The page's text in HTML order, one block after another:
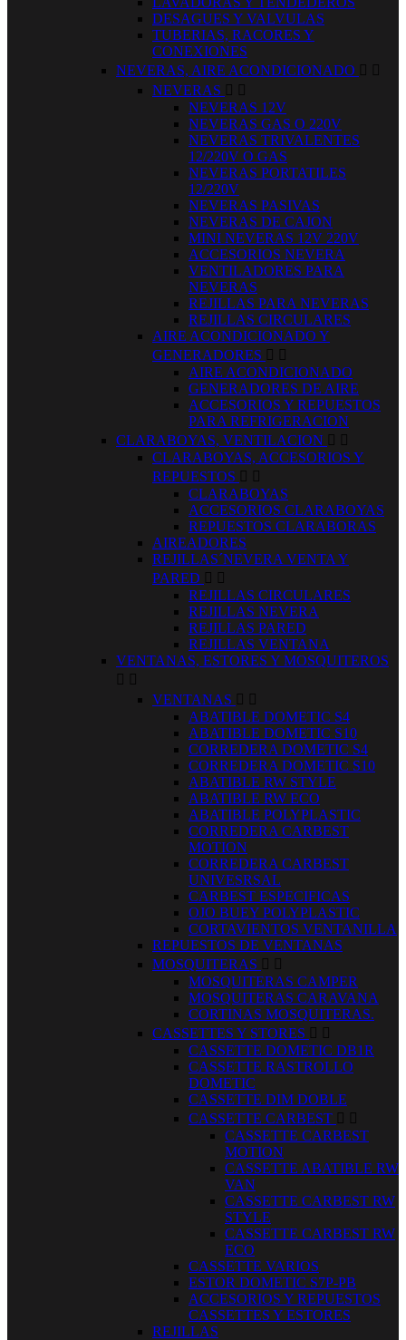
DESAGUES Y VALVULAS
TUBERIAS, RACORES Y
CONEXIONES
NEVERAS, AIRE ACONDICIONADO  
NEVERAS  
NEVERAS 12V
NEVERAS GAS O 220V
NEVERAS TRIVALENTES
12/220V O GAS
NEVERAS PORTATILES
12/220V
NEVERAS PASIVAS
NEVERAS DE CAJON
MINI NEVERAS 12V 220V
ACCESORIOS NEVERA
VENTILADORES PARA
NEVERAS
REJILLAS PARA NEVERAS
REJILLAS CIRCULARES
AIRE ACONDICIONADO Y
GENERADORES  
AIRE ACONDICIONADO
GENERADORES DE AIRE
ACCESORIOS Y REPUESTOS
PARA REFRIGERACION
CLARABOYAS, VENTILACION  
CLARABOYAS, ACCESORIOS Y
REPUESTOS  
CLARABOYAS
ACCESORIOS CLARABOYAS
REPUESTOS CLARABORAS
AIREADORES
REJILLAS´NEVERA VENTA Y
PARED  
REJILLAS CIRCULARES
REJILLAS NEVERA
REJILLAS PARED
REJILLAS VENTANA
VENTANAS, ESTORES Y MOSQUITEROS
 
VENTANAS  
ABATIBLE DOMETIC S4
ABATIBLE DOMETIC S10
CORREDERA DOMETIC S4
CORREDERA DOMETIC S10
ABATIBLE RW STYLE
ABATIBLE RW ECO
ABATIBLE POLYPLASTIC
CORREDERA CARBEST
MOTION
CORREDERA CARBEST
UNIVESRSAL
CARBEST ESPECIFICAS
OJO BUEY POLYPLASTIC
CORTAVIENTOS VENTANILLA
REPUESTOS DE VENTANAS
MOSQUITERAS  
MOSQUITERAS CAMPER
MOSQUITERAS CARAVANA
CORTINAS MOSQUITERAS.
CASSETTES Y STORES  
CASSETTE DOMETIC DB1R
CASSETTE RASTROLLO
DOMETIC
CASSETTE DIM DOBLE
CASSETTE CARBEST  
CASSETTE CARBEST
MOTION
CASSETTE ABATIBLE RW
VAN
CASSETTE CARBEST RW
STYLE
CASSETTE CARBEST RW
ECO
CASSETTE VARIOS
ESTOR DOMETIC S7P-PB
ACCESORIOS Y REPUESTOS
CASSETTES Y ESTORES
REJILLAS